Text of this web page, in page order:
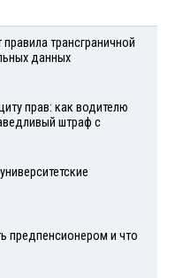
трансграничной
данных
прав: как водителю
штраф с
предпенсионером и что